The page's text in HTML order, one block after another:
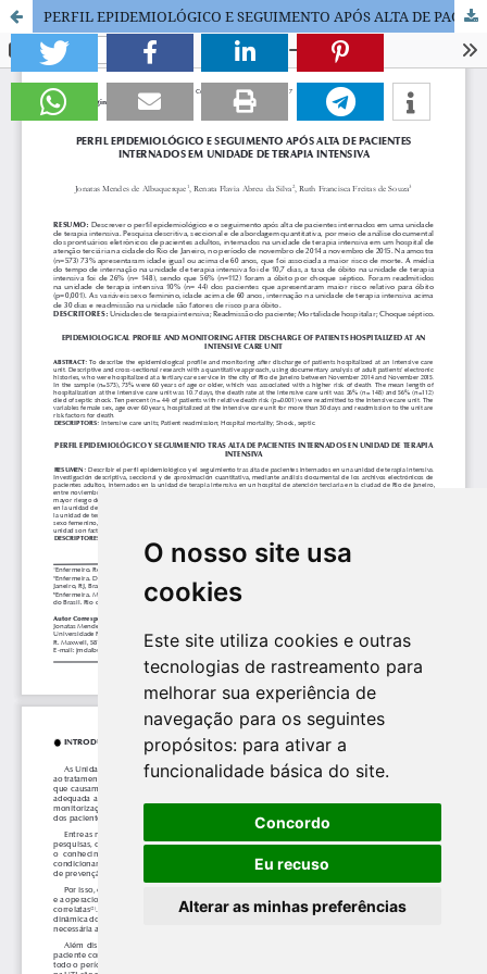
O nosso site usa
cookies
Este site utiliza cookies e outras
tecnologias de rastreamento para
melhorar sua experiência de
navegação para os seguintes
propósitos: para ativar a
funcionalidade básica do site.
Concordo
Eu recuso
Alterar as minhas preferências
PERFIL EPIDEMIOLÓGICO E SEGUIMENTO APÓS ALTA DE PACIENTES INTERNADOS EM UNIDADE DE TERAPIA INTENSIVA